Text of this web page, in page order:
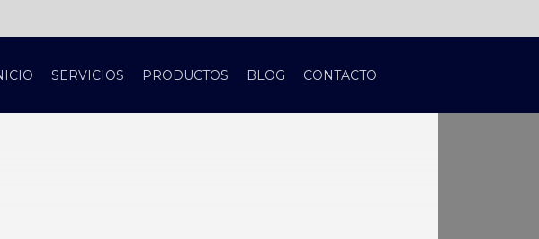
SERVICIOS PRODUCTOS BLOG CONTACTO